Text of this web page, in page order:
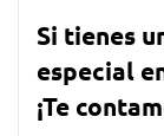
Si tienes
especial
¡Te